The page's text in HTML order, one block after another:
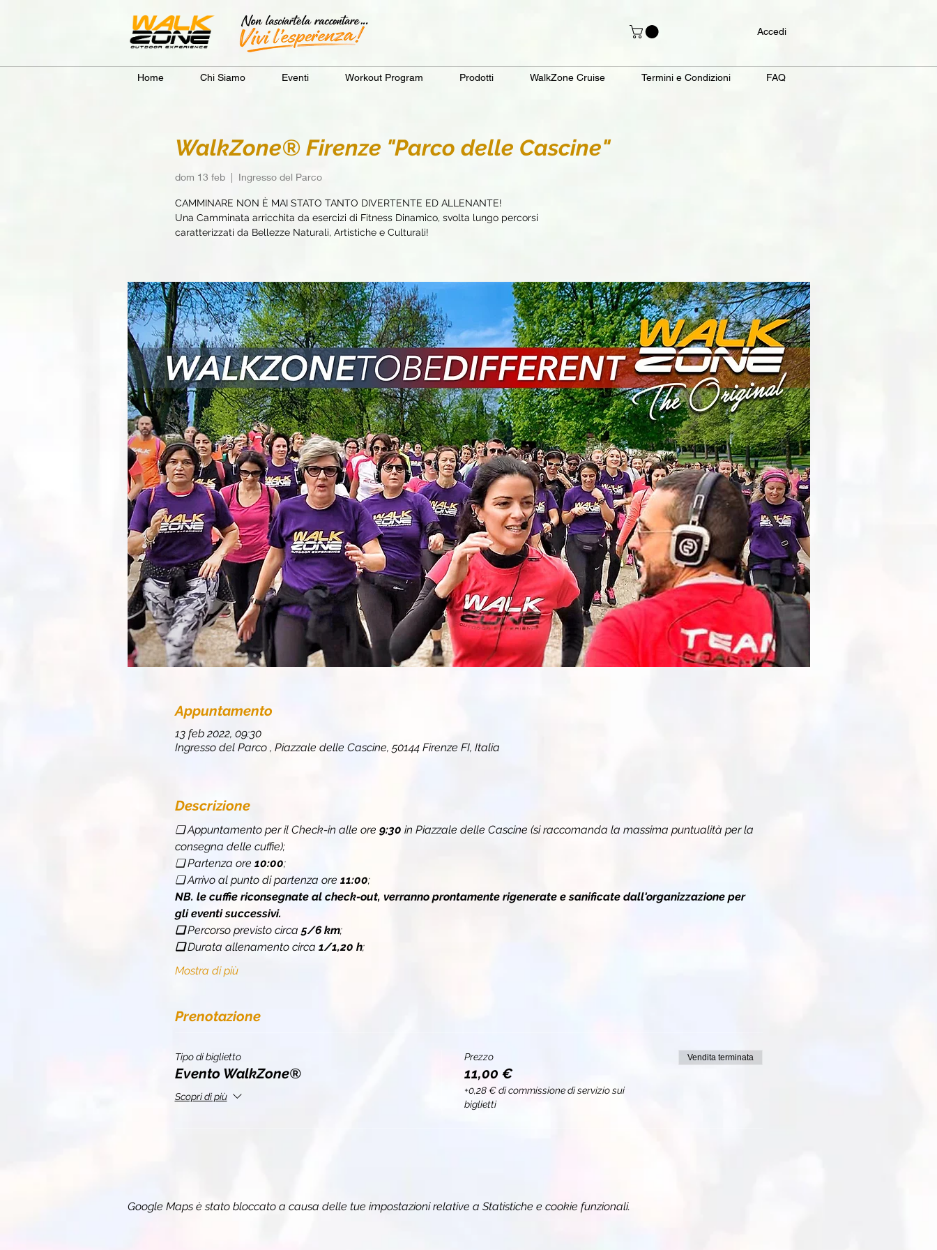
Accedi
Home Chi Siamo Eventi Workout Program Prodotti WalkZone Cruise Termini e Condizioni FAQ
WalkZone® Firenze "Parco delle Cascine"
dom 13 feb
  |
Ingresso del Parco
CAMMINARE NON È MAI STATO TANTO DIVERTENTE ED ALLENANTE!
Una Camminata arricchita da esercizi di Fitness Dinamico, svolta lungo percorsi
caratterizzati da Bellezze Naturali, Artistiche e Culturali!
Appuntamento
13 feb 2022, 09:30
Ingresso del Parco , Piazzale delle Cascine, 50144 Firenze FI, Italia
Descrizione
❏ Appuntamento per il Check-in alle ore 9:30 in Piazzale delle Cascine (si raccomanda la massima puntualità per la
consegna delle cuffie);
❏ Partenza ore 10:00;
❏ Arrivo al punto di partenza ore 11:00;
NB. le cuffie riconsegnate al check-out, verranno prontamente rigenerate e sanificate dall'organizzazione per
gli eventi successivi.
❏ Percorso previsto circa 5/6 km;
❏ Durata allenamento circa 1/1,20 h;
Mostra di più
Prenotazione
Tipo di biglietto
Evento WalkZone®
Scopri di più
Prezzo
11,00 €
+0,28 € di commissione di servizio sui
biglietti
Vendita terminata
Google Maps è stato bloccato a causa delle tue impostazioni relative a Statistiche e cookie funzionali.